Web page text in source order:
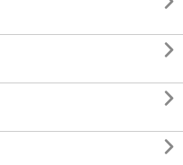


